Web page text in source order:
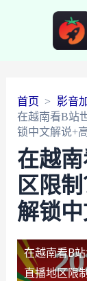
首页
影音
在越南看B站
锁中文解说+
在越
区限
解锁
在越南看B
直播地区限